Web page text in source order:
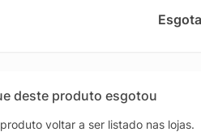
Para
para
deste produto esgotou
voltar a ser listado nas lojas.